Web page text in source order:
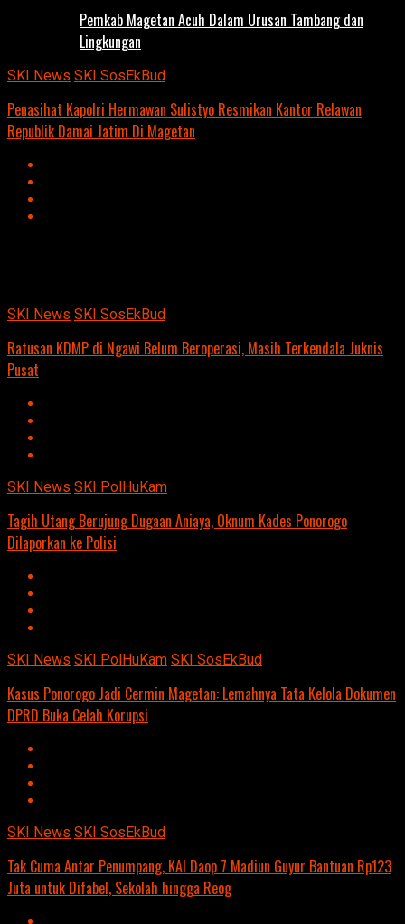
Pemkab Magetan Acuh Dalam Urusan Tambang dan
Lingkungan
SKI News SKI SosEkBud
Penasihat Kapolri Hermawan Sulistyo Resmikan Kantor Relawan
Republik Damai Jatim Di Magetan
SKI News SKI SosEkBud
Ratusan KDMP di Ngawi Belum Beroperasi, Masih Terkendala Juknis
Pusat
SKI News SKI PolHuKam
Tagih Utang Berujung Dugaan Aniaya, Oknum Kades Ponorogo
Dilaporkan ke Polisi
SKI News SKI PolHuKam SKI SosEkBud
Kasus Ponorogo Jadi Cermin Magetan: Lemahnya Tata Kelola Dokumen
DPRD Buka Celah Korupsi
SKI News SKI SosEkBud
Tak Cuma Antar Penumpang, KAI Daop 7 Madiun Guyur Bantuan Rp123
Juta untuk Difabel, Sekolah hingga Reog